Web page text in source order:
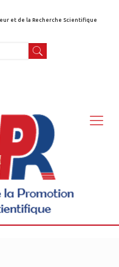
et de la Recherche Scientifique